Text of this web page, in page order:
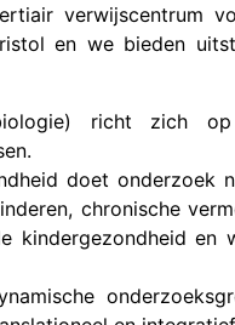
verwijscentrum
en we bieden
richt zich
doet onderzoek
chronische
kindergezondheid en